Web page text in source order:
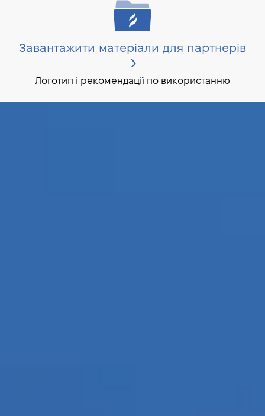
Завантажити матеріали для партнерів
Логотип і рекомендації по використанню